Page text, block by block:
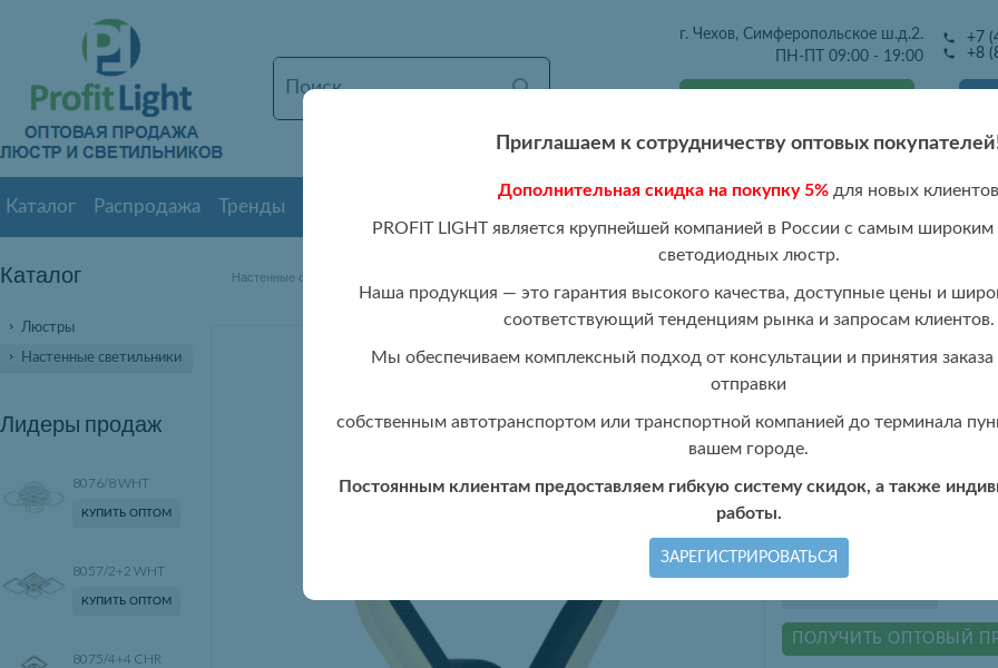
г. Чехов, Симферопольское ш.д.2.
ПН-ПТ 09:00 - 19:00
+7
+8
Каталог Распродажа Тренды
Каталог
Люстры
Настенные светильники
Лидеры продаж
8076/8 WHT
КУПИТЬ ОПТОМ
8057/2+2 WHT
КУПИТЬ ОПТОМ
8075/4+4 CHR
Настенные светильники оптом
8075/1W GRP
Стоимость:
ПОЛУЧИТЬ ОПТОВЫЙ
Приглашаем к сотрудничеству оптовых
Дополнительная скидка на покупку 5% для новых клиентов
PROFIT LIGHT является крупнейшей компанией в России с самым
светодиодных люстр.
Наша продукция — это гарантия высокого качества, доступные цены и
соответствующий тенденциям рынка и запросам клиентов.
Мы обеспечиваем комплексный подход от консультации и принятия заказа
отправки
собственным автотранспортом или транспортной компанией до терминала
вашем городе.
Постоянным клиентам предоставляем гибкую систему скидок, а также
работы.
ЗАРЕГИСТРИРОВАТЬСЯ